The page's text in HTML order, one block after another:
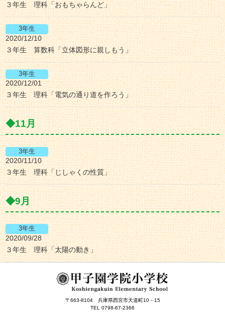
３年生 理科「おもちゃらんど」
2020/12/10
３年生 算数科「立体図形に親しもう」
2020/12/01
３年生 理科「電気の通り道を作ろう」
11月
2020/11/10
３年生 理科「じしゃくの性質」
9月
2020/09/28
３年生 理科「太陽の動き」
〒663-8104 兵庫県西宮市天道町10－15
TEL 0798-67-2366